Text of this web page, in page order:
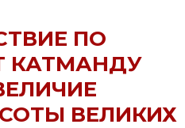
ПО
КАТМАНДУ
ВЕЛИКИХ